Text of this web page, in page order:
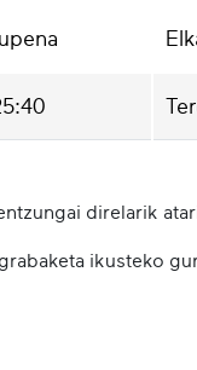
direlarik
ikusteko